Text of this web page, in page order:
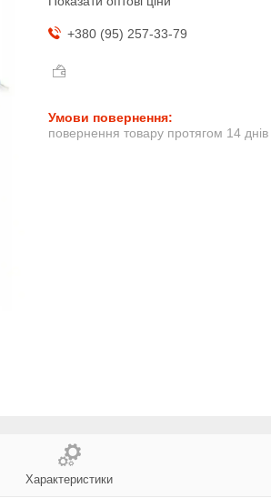
+380 (95) 257-33-79
повернення товару протягом 14 днів
Характеристики